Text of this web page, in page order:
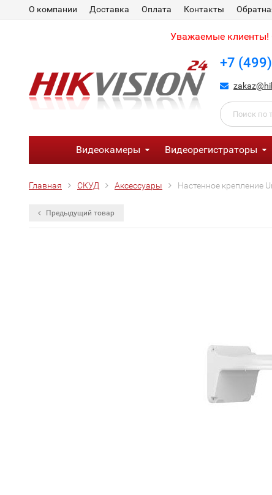
О компании Доставка Оплата Контакты
Уважаемые клиенты!
+7
Видеокамеры Видеорегистраторы
Главная СКУД Аксессуары Настенное крепление
Предыдущий товар